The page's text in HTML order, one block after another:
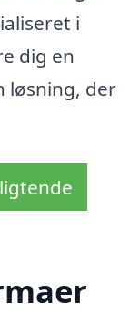
i
dig en
løsning, der